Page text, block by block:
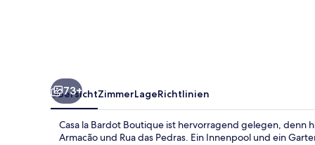
73+
ÜbersichtZimmerLageRichtlinien
Casa la Bardot Boutique ist hervorragend gelegen, denn
Armacão und Rua das Pedras. Ein Innenpool und ein